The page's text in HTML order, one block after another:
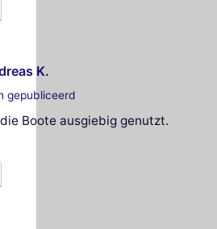
K.
gepubliceerd
Boote ausgiebig genutzt.